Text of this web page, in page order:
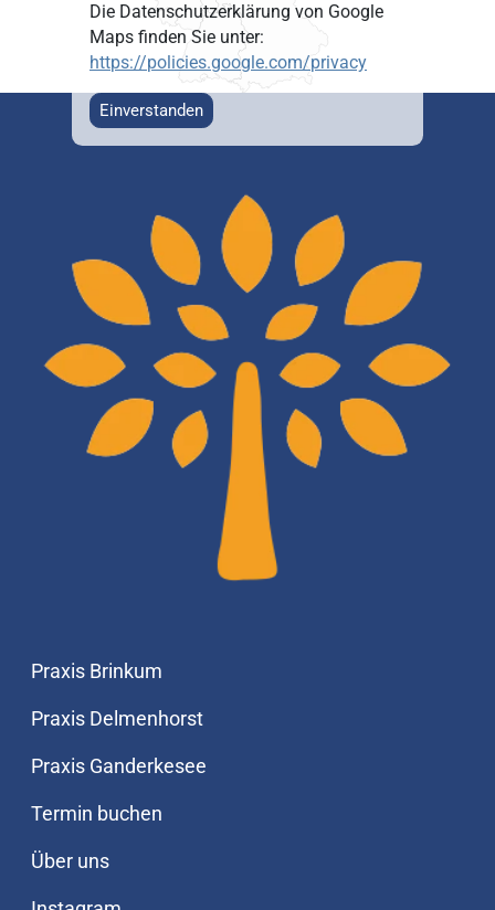
Die Datenschutzerklärung von Google
Maps finden Sie unter:
https://policies.google.com/privacy
Einverstanden
Praxis Brinkum
Praxis Delmenhorst
Praxis Ganderkesee
Termin buchen
Über uns